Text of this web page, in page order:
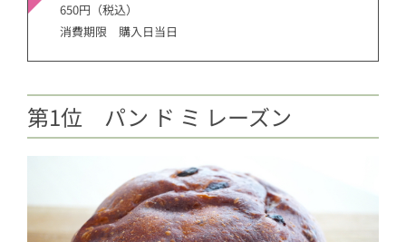
650円（税込）
消費期限 購入日当日
第1位 パン ド ミ レーズン